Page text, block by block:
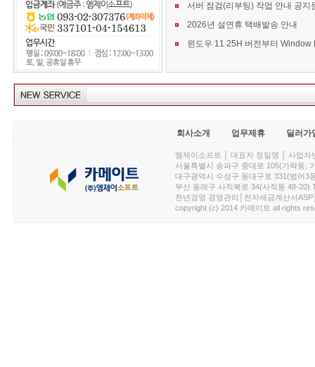
서버 점검(리부팅) 작업 안내 공지
2026년 설연휴 택배발송 안내
회사소개 업무제휴 딜러가
엠제이소프트 │ 대표자 정일영 │ 사업
서울특별시 송파구 중대로 105(가락동,
대구광역시 수성구 동대구로 331(범어3
부산 동래구 사직북로 34(사직동 48-20)
천년경영 경영관리│전자세금계산서
copyright (c) 2014 카메이트 all rights